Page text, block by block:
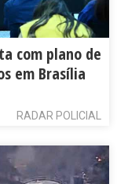
com plano de
em Brasília
RADAR POLICIAL